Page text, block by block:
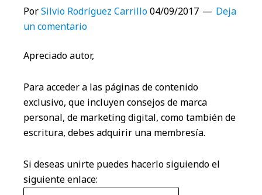
PorSilvio Rodríguez Carrillo04/09/2017
Deja
un comentario
Apreciado autor,
Para acceder a las páginas de contenido
exclusivo, que incluyen consejos de marca
personal, de marketing digital, como también de
escritura, debes adquirir una membresía.
Si deseas unirte puedes hacerlo siguiendo el
siguiente enlace: